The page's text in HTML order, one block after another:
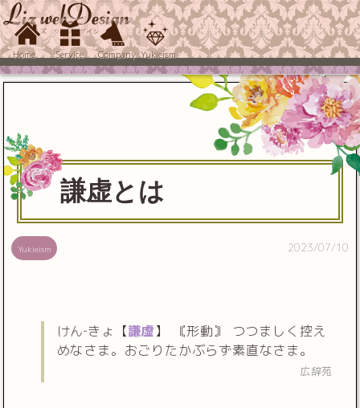
Home Service Company Yukieism
謙虚とは
Yukieism 2023/07/10
けん‐きょ【謙虚】 〘形動〙 つつましく控え
めなさま。おごりたかぶらず素直なさま。
広辞苑